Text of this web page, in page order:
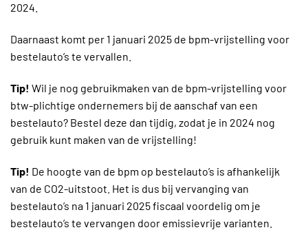
2024.
Daarnaast komt per 1 januari 2025 de bpm-vrijstelling voor
bestelauto’s te vervallen.
Tip! Wil je nog gebruikmaken van de bpm-vrijstelling voor
btw-plichtige ondernemers bij de aanschaf van een
bestelauto? Bestel deze dan tijdig, zodat je in 2024 nog
gebruik kunt maken van de vrijstelling!
Tip! De hoogte van de bpm op bestelauto’s is afhankelijk
van de CO2-uitstoot. Het is dus bij vervanging van
bestelauto’s na 1 januari 2025 fiscaal voordelig om je
bestelauto’s te vervangen door emissievrije varianten.